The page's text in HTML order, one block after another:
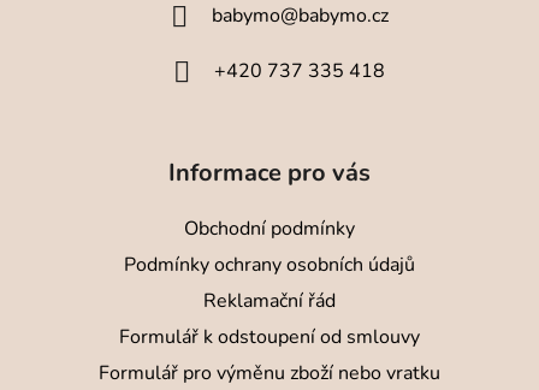
babymo@babymo.cz
+420 737 335 418
Informace pro vás
Obchodní podmínky
Podmínky ochrany osobních údajů
Reklamační řád
Formulář k odstoupení od smlouvy
Formulář pro výměnu zboží nebo vratku